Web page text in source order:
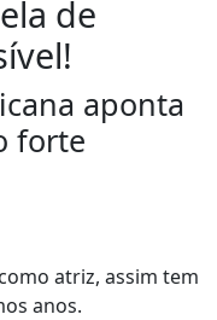
de
aponta
forte
atriz, assim tem
anos.